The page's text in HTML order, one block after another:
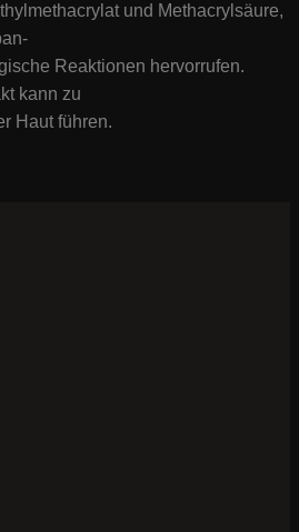
und Methacrylsäure,
Reaktionen hervorrufen.
kann zu
Haut führen.